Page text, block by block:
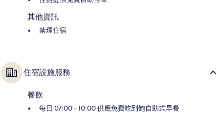
其他資訊
禁煙住宿
住宿設施服務
餐飲
每日 07:00 - 10:00 供應免費吃到飽自助式早餐